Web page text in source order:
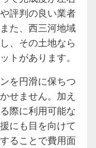
評判の良い業者
た、西三河地域
、その土地なら
トがあります。
を円滑に保ちつ
せません。加え
際に利用可能な
にも目を向けて
ることで費用面